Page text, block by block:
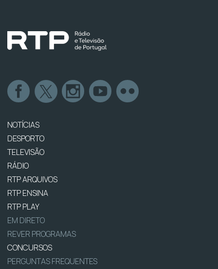
NOTÍCIAS
DESPORTO
TELEVISÃO
RÁDIO
RTP ARQUIVOS
RTP ENSINA
RTP PLAY
EM DIRETO
REVER PROGRAMAS
CONCURSOS
PERGUNTAS FREQUENTES